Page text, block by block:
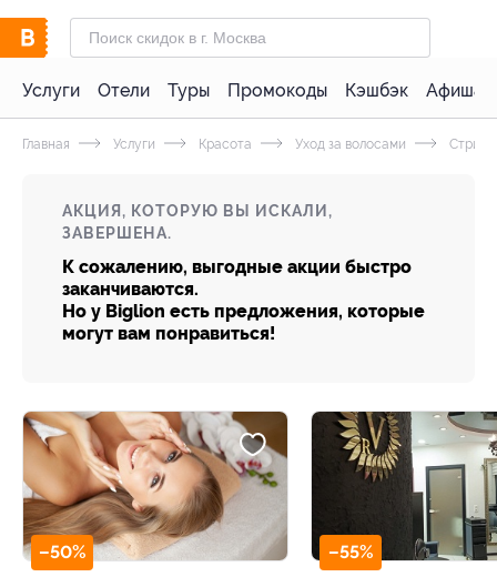
Услуги Отели Туры Промокоды Кэшбэк Афиша
Главная Услуги Красота Уход за волосами
АКЦИЯ, КОТОРУЮ ВЫ ИСКАЛИ,
ЗАВЕРШЕНА.
К сожалению, выгодные акции быстро
заканчиваются.
Но у Biglion есть предложения, которые
могут вам понравиться!
–50% –55%